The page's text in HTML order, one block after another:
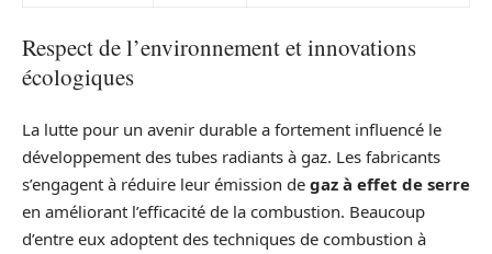
Respect de l’environnement et innovations
écologiques
La lutte pour un avenir durable a fortement influencé le
développement des tubes radiants à gaz. Les fabricants
s’engagent à réduire leur émission de gaz à effet de serre
en améliorant l’efficacité de la combustion. Beaucoup
d’entre eux adoptent des techniques de combustion à